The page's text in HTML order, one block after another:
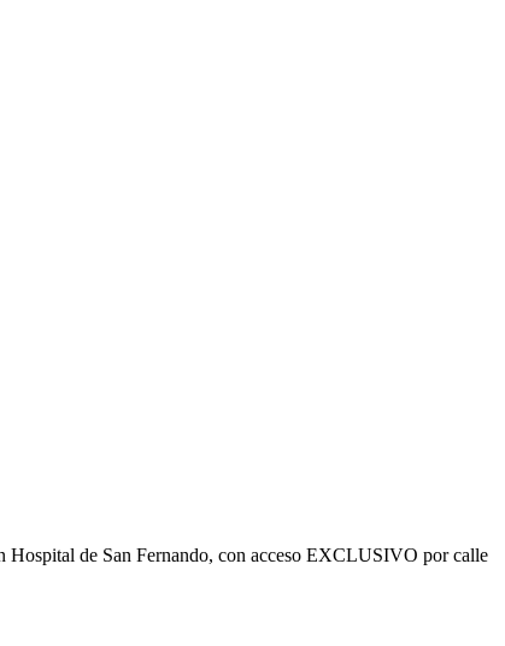
Hospital de San Fernando, con acceso EXCLUSIVO por calle